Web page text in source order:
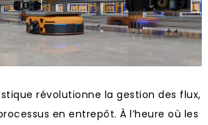
révolutionne la gestion des flux,
en entrepôt. À l’heure où les